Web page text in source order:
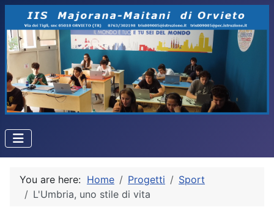
You are here: Home Progetti
Sport
L'Umbria, uno stile di vita